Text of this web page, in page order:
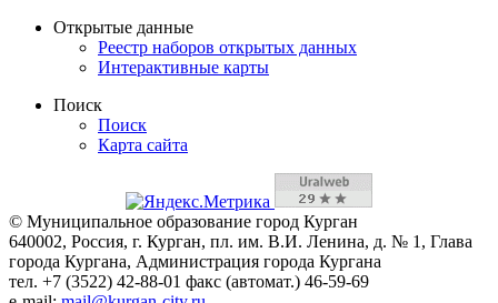
Открытые данные
Реестр наборов открытых данных
Интерактивные карты
Поиск
Поиск
Карта сайта
© Муниципальное образование город Курган
640002, Россия, г. Курган, пл. им. В.И. Ленина, д. № 1, Глава
города Кургана, Администрация города Кургана
тел. +7 (3522) 42-88-01 факс (автомат.) 46-59-69